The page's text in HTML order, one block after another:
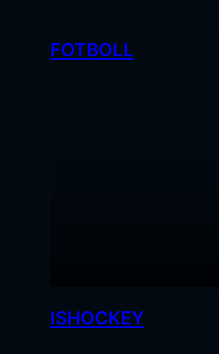
FOTBOLL
ISHOCKEY